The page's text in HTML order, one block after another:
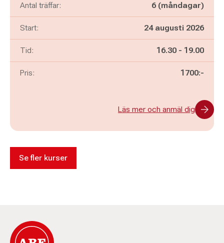
Antal träffar: 6 (måndagar)
Start: 24 augusti 2026
Tid: Pågår mellan
16.30 - och
19.00
Pris: 1700:-
Läs mer och anmäl dig
Se fler kurser